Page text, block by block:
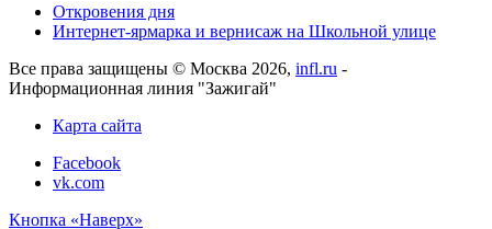
Откровения дня
Интернет-ярмарка и вернисаж на Школьной улице
Все права защищены © Москва 2026, infl.ru -
Информационная линия "Зажигай"
Карта сайта
Facebook
vk.com
Кнопка «Наверх»